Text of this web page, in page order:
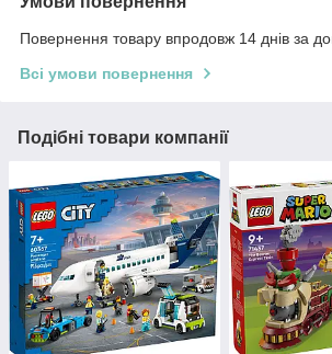
Повернення товару впродовж 14 днів за
Всі умови повернення
Подібні товари компанії